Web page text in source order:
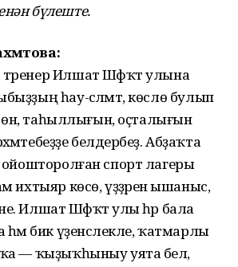
бүлеште.
Илшат Шәфҡәт улына
һау-сәләмәт, көслө булып
таһыллығын, оҫталығын
белдерәбеҙ. Абҙаҡта
ойошторолған спорт лагеры
ихтыяр көсө, үҙҙәренә ышаныс,
Илшат Шәфҡәт улы һәр бала
һәм бик үҙенсәлекле, ҡатмарлы
— ҡыҙыҡһыныу уята белә,